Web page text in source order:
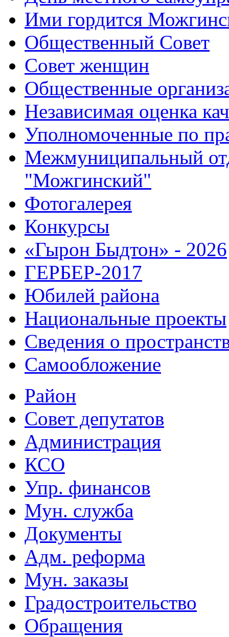
Ими гордится
Общественный Совет
Совет женщин
Общественные
Независимая оценка
Уполномоченные по
Межмуниципальный
"Можгинский"
Фотогалерея
Конкурсы
«Гырон Быдтон» - 2026
ГЕРБЕР-2017
Юбилей района
Национальные проекты
Сведения о
Самообложение
Район
Совет депутатов
Администрация
КСО
Упр. финансов
Мун. служба
Документы
Адм. реформа
Мун. заказы
Градостроительство
Обращения